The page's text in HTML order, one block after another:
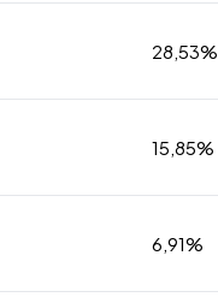
28,53%
15,85%
6,91%